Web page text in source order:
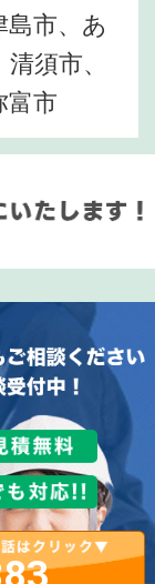
市、あ
須市、
富市